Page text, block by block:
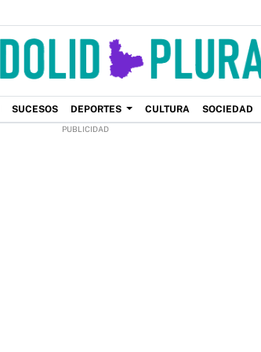
SUCESOS DEPORTES CULTURA SOCIEDAD